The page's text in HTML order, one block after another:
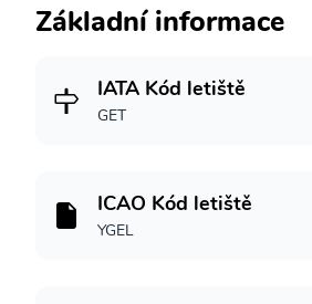
Základní informace
IATA Kód letiště
GET
ICAO Kód letiště
YGEL